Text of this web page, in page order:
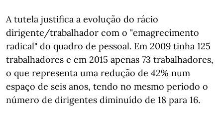
A tutela justifica a evolução do rácio
dirigente/trabalhador com o "emagrecimento
radical" do quadro de pessoal. Em 2009 tinha 125
trabalhadores e em 2015 apenas 73 trabalhadores,
o que representa uma redução de 42% num
espaço de seis anos, tendo no mesmo período o
número de dirigentes diminuído de 18 para 16.